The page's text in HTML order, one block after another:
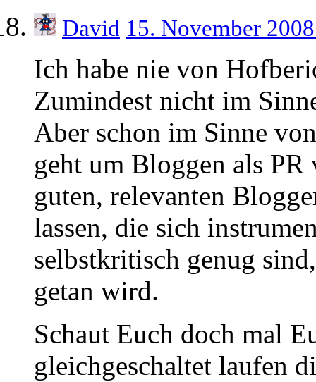
David 15. November
Ich habe nie von
Zumindest nicht im
Aber schon im Sinne
geht um Bloggen als
guten, relevanten
lassen, die sich
selbstkritisch genug
getan wird.
Schaut Euch doch mal
gleichgeschaltet laufen